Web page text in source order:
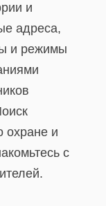
и
адреса,
и режимы
охране и
с